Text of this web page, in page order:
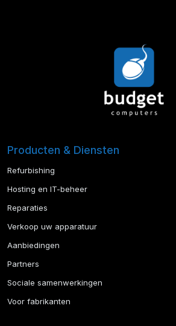
Producten & Diensten
Refurbishing
Hosting en IT-beheer
Reparaties
Verkoop uw apparatuur
Aanbiedingen
Partners
Sociale samenwerkingen
Voor fabrikanten